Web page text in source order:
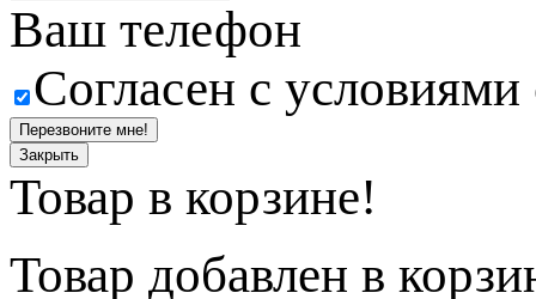
Ваш телефон
Согласен с
Перезвоните мне!
Закрыть
Товар в корзине!
Товар добавлен в